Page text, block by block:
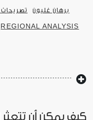
برهان غليون
REGIONAL ANALYSIS
كيف يمكن أن تتعثر